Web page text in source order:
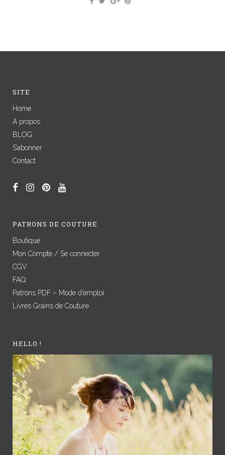
SITE
Home
A propos
BLOG
S’abonner
Contact
PATRONS DE COUTURE
Boutique
Mon Compte / Se connecter
CGV
FAQ
Patrons PDF – Mode d’emploi
Livres Grains de Couture
HELLO !